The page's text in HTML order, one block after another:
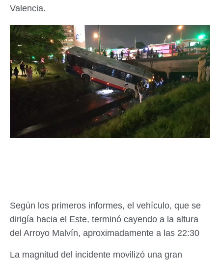
Valencia.
Según los primeros informes, el vehículo, que se
dirigía hacia el Este, terminó cayendo a la altura
del Arroyo Malvín, aproximadamente a las 22:30
La magnitud del incidente movilizó una gran